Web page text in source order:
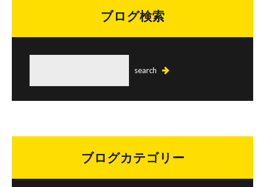
ブログ検索
ブログカテゴリー